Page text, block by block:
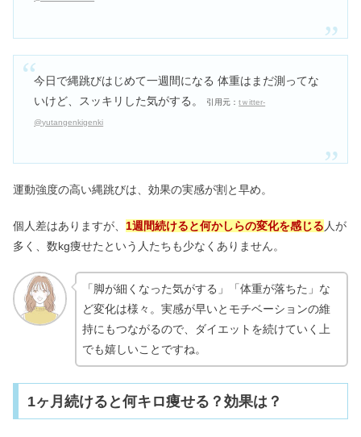
資生堂スポッツカバーの色の選び方｜
販売店や使い方＆浮くって本当？
今日で縄跳びはじめて一週間になる 体重はまだ測ってな
いけど、スッキリした気がする。
引用元：tｗitter-
@yutangenkigenki
運動強度の高い縄跳びは、効果の実感が割と早め。
個人差はありますが、 1週間続けると何かしらの変化を感じる 人が
多く、数kg痩せたという人たちも少なくありません。
「脚が細くなった気がする」「体重が落ちた」な
ど変化は様々。実感が早いとモチベーションの維
持にもつながるので、ダイエットを続けていく上
でも嬉しいことですね。
1ヶ月続けると何キロ痩せる？効果は？